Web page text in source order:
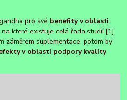
pro své benefity v oblasti
na které existuje celá řada studií [1]
záměrem suplementace, potom by
v oblasti podpory kvality